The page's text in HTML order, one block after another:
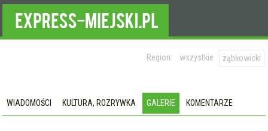
Region: wszystkie ząbkowicki
WIADOMOŚCI KULTURA, ROZRYWKA GALERIE KOMENTARZE